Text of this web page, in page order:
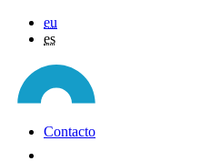
eu
es
Contacto